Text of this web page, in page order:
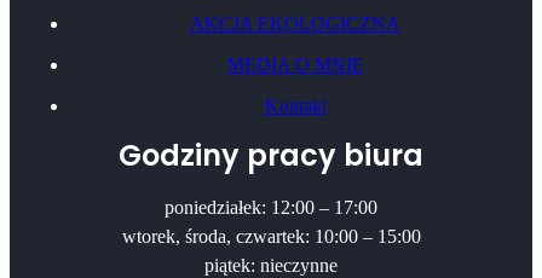
AKCJA EKOLOGICZNA
MEDIA O MNIE
Kontakt
Godziny pracy biura
poniedziałek: 12:00 – 17:00
wtorek, środa, czwartek: 10:00 – 15:00
piątek: nieczynne